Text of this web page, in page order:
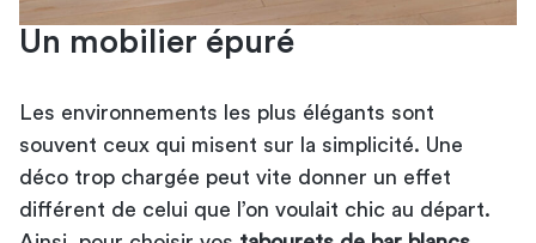
Un mobilier épuré
Les environnements les plus élégants sont
souvent ceux qui misent sur la simplicité. Une
déco trop chargée peut vite donner un effet
différent de celui que l’on voulait chic au départ.